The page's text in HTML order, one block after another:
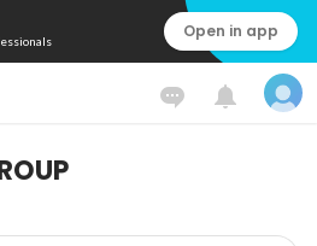
Open in app